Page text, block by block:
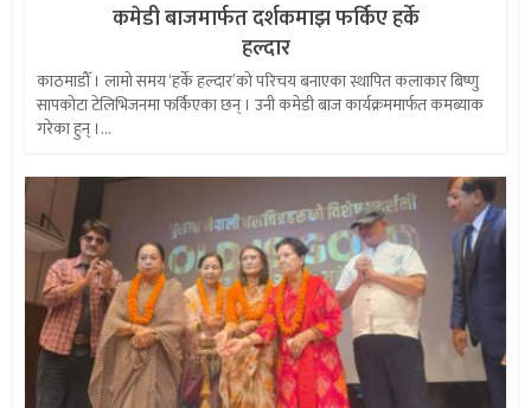
कमेडी बाजमार्फत दर्शकमाझ फर्किए हर्के
हल्दार
काठमाडौँ । लामो समय ‘हर्के हल्दार’को परिचय बनाएका स्थापित कलाकार बिष्णु
सापकोटा टेलिभिजनमा फर्किएका छन् । उनी कमेडी बाज कार्यक्रममार्फत कमब्याक
गरेका हुन् ।...